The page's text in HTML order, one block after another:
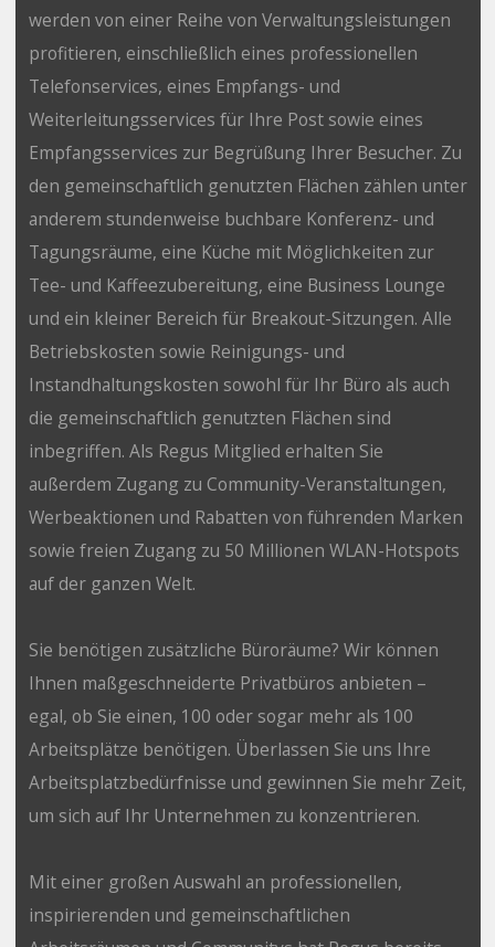
werden von einer Reihe von Verwaltungsleistungen
profitieren, einschließlich eines professionellen
Telefonservices, eines Empfangs- und
Weiterleitungsservices für Ihre Post sowie eines
Empfangsservices zur Begrüßung Ihrer Besucher. Zu
den gemeinschaftlich genutzten Flächen zählen unter
anderem stundenweise buchbare Konferenz- und
Tagungsräume, eine Küche mit Möglichkeiten zur
Tee- und Kaffeezubereitung, eine Business Lounge
und ein kleiner Bereich für Breakout-Sitzungen. Alle
Betriebskosten sowie Reinigungs- und
Instandhaltungskosten sowohl für Ihr Büro als auch
die gemeinschaftlich genutzten Flächen sind
inbegriffen. Als Regus Mitglied erhalten Sie
außerdem Zugang zu Community-Veranstaltungen,
Werbeaktionen und Rabatten von führenden Marken
sowie freien Zugang zu 50 Millionen WLAN-Hotspots
auf der ganzen Welt.
Sie benötigen zusätzliche Büroräume? Wir können
Ihnen maßgeschneiderte Privatbüros anbieten –
egal, ob Sie einen, 100 oder sogar mehr als 100
Arbeitsplätze benötigen. Überlassen Sie uns Ihre
Arbeitsplatzbedürfnisse und gewinnen Sie mehr Zeit,
um sich auf Ihr Unternehmen zu konzentrieren.
Mit einer großen Auswahl an professionellen,
inspirierenden und gemeinschaftlichen